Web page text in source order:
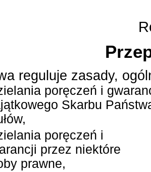
reguluje zasady,
poręczeń i
Skarbu
poręczeń i
przez niektóre
prawne,